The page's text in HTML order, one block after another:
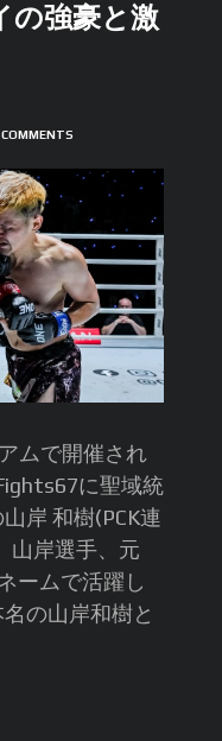
の強豪と激
ムで開催され
に聖域統
岸 和樹(PCK連
山岸選手、元
ームで活躍し
の山岸和樹と